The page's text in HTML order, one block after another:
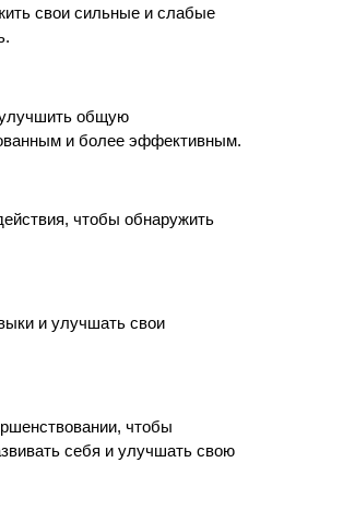
свои сильные и слабые
общую
и более эффективным.
чтобы обнаружить
и улучшать свои
чтобы
себя и улучшать свою